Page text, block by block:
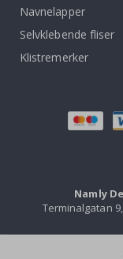
Navnelapper
Selvklebende fliser
Klistremerker
Namly
Terminalgatan